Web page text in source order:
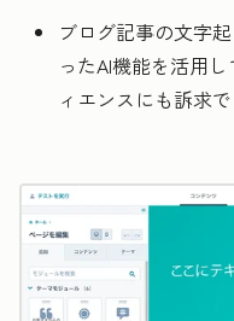
ブログ記事の文字
ったAI機能を活用
ィエンスにも訴求